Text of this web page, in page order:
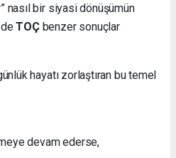
nasıl bir siyasi dönüşümün
deTOÇbenzer sonuçlar
hayatı zorlaştıran bu temel
devam ederse,